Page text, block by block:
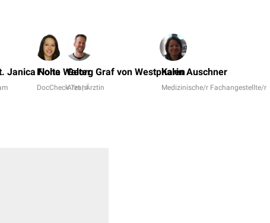
Janica NolteFiona Walter
DocCheck Team
Georg Graf von Westphalen
Arzt | Ärztin
Karin Auschner
Medizinische/r Fachangestellte/r